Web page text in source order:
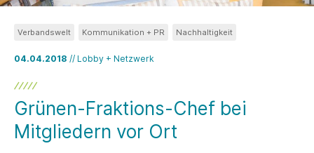
04.04.2018 // Lobby + Netzwerk
Verbandswelt Kommunikation + PR Nachhaltigkeit
Grünen-Fraktions-Chef bei
Mitgliedern vor Ort